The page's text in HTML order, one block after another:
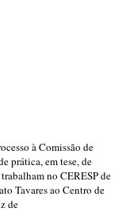
à Comissão de
prática, em tese, de
no CERESP de
Tavares ao Centro de
de